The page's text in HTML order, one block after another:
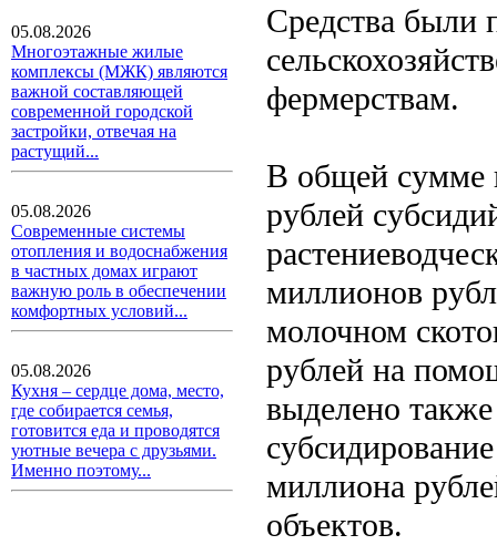
05.08.2026
Многоэтажные жилые
комплексы (МЖК) являются
важной составляющей
современной городской
застройки, отвечая на
растущий...
05.08.2026
Современные системы
отопления и водоснабжения
в частных домах играют
важную роль в обеспечении
комфортных условий...
05.08.2026
Кухня – сердце дома, место,
где собирается семья,
готовится еда и проводятся
уютные вечера с друзьями.
Именно поэтому...
Средства были
фермерствам.
В общей сумме
рублей
миллионов
молочном
рублей на
выделено
миллиона
объектов.